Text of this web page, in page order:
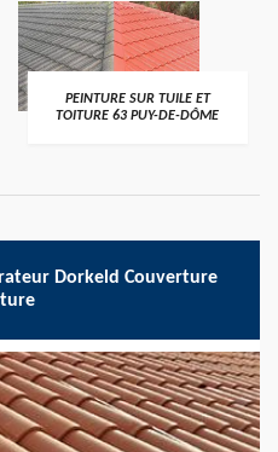
PEINTURE SUR TUILE ET
TOITURE 63 PUY-DE-DÔME
Dorkeld Couverture